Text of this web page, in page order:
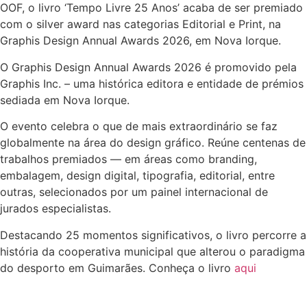
OOF, o livro ‘Tempo Livre 25 Anos’ acaba de ser premiado
com o silver award nas categorias Editorial e Print, na
Graphis Design Annual Awards 2026, em Nova Iorque.
O Graphis Design Annual Awards 2026 é promovido pela
Graphis Inc. – uma histórica editora e entidade de prémios
sediada em Nova Iorque.
O evento celebra o que de mais extraordinário se faz
globalmente na área do design gráfico. Reúne centenas de
trabalhos premiados — em áreas como branding,
embalagem, design digital, tipografia, editorial, entre
outras, selecionados por um painel internacional de
jurados especialistas.
Destacando 25 momentos significativos, o livro percorre a
história da cooperativa municipal que alterou o paradigma
do desporto em Guimarães. Conheça o livro aqui